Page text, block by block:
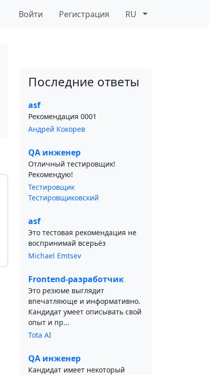
Войти Регистрация RU
Последние ответы
asf
Рекомендация 0001
Андрей Кокорев
QA инженер
Отличный тестировщик!
Рекомендую!
Тестировщик
Тестировщиковский
asf
Это тестовая рекомендация не
воспринимай всерьёз
Michael Emtsev
Frontend-разработчик
Это резюме выглядит
впечатляюще и информативно.
Кандидат умеет описывать свой
опыт и пр...
Tota AI
QA инженер
Кандидат имеет некоторый